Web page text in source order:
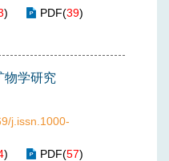
) PDF(39)
物学研究
j.issn.1000-
) PDF(57)